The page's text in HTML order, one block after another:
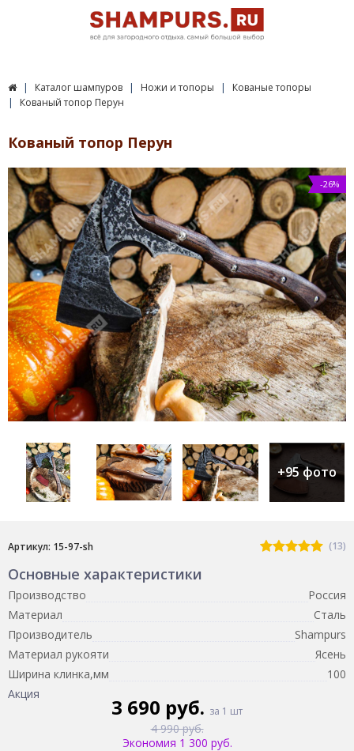
Каталог шампуров Ножи и топоры
Кованые топоры
Кованый топор Перун
Кованый топор Перун
-26%
+95 фото
Артикул: 15-97-sh (13)
Основные характеристики
Производство
Россия
Материал
Сталь
Производитель
Shampurs
Материал рукояти
Ясень
Ширина клинка,мм
100
Акция
3 690 руб. за 1 шт
4 990 руб.
Экономия 1 300 руб.